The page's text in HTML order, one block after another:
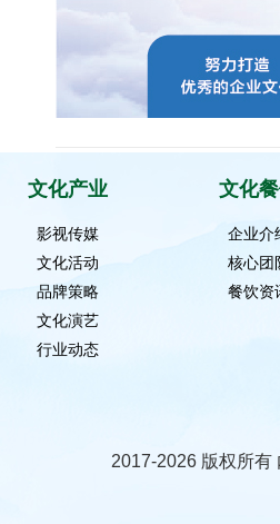
文化产业
影视传媒
文化活动
品牌策略
文化演艺
行业动态
文化
企业介
核心团
餐饮资
2017-2026 版权所